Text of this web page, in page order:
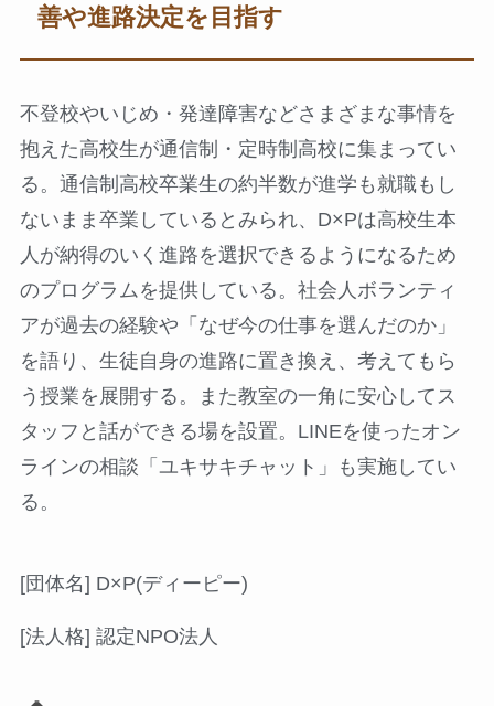
善や進路決定を目指す
不登校やいじめ・発達障害などさまざまな事情を
抱えた高校生が通信制・定時制高校に集まってい
る。通信制高校卒業生の約半数が進学も就職もし
ないまま卒業しているとみられ、D×Pは高校生本
人が納得のいく進路を選択できるようになるため
のプログラムを提供している。社会人ボランティ
アが過去の経験や「なぜ今の仕事を選んだのか」
を語り、生徒自身の進路に置き換え、考えてもら
う授業を展開する。また教室の一角に安心してス
タッフと話ができる場を設置。LINEを使ったオン
ラインの相談「ユキサキチャット」も実施してい
る。
[団体名] D×P(ディーピー)
[法人格] 認定NPO法人